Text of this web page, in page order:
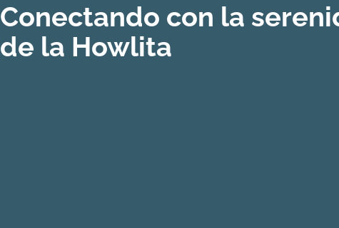
Conectando con la
de la Howlita